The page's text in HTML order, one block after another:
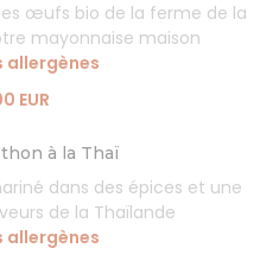
œufs bio de la ferme de la
mayonnaise maison
allergènes
EUR
à la Thaï
dans des épices et une
de la Thaïlande
allergènes